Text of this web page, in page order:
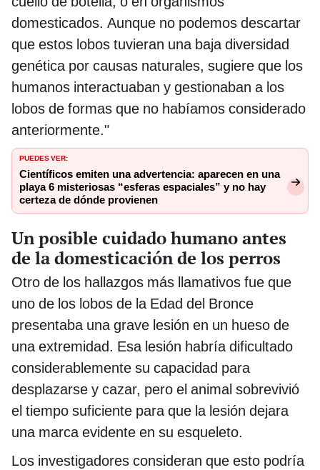
domesticados. Aunque no podemos descartar
que estos lobos tuvieran una baja diversidad
genética por causas naturales, sugiere que los
humanos interactuaban y gestionaban a los
lobos de formas que no habíamos considerado
anteriormente."
PUEDES VER:
Científicos emiten una advertencia: aparecen en una
playa 6 misteriosas “esferas espaciales” y no hay
certeza de dónde provienen
Un posible cuidado humano antes
de la domesticación de los perros
Otro de los hallazgos más llamativos fue que
uno de los lobos de la Edad del Bronce
presentaba una grave lesión en un hueso de
una extremidad. Esa lesión habría dificultado
considerablemente su capacidad para
desplazarse y cazar, pero el animal sobrevivió
el tiempo suficiente para que la lesión dejara
una marca evidente en su esqueleto.
Los investigadores consideran que esto podría